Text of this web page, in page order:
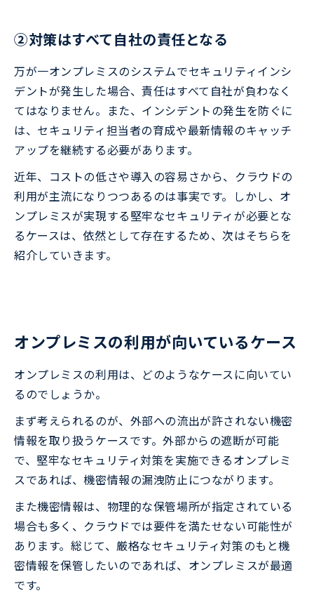
②対策はすべて自社の責任となる
万が一オンプレミスのシステムでセキュリティインシ
デントが発生した場合、責任はすべて自社が負わなく
てはなりません。また、インシデントの発生を防ぐに
は、セキュリティ担当者の育成や最新情報のキャッチ
アップを継続する必要があります。
近年、コストの低さや導入の容易さから、クラウドの
利用が主流になりつつあるのは事実です。しかし、オ
ンプレミスが実現する堅牢なセキュリティが必要とな
るケースは、依然として存在するため、次はそちらを
紹介していきます。
オンプレミスの利用が向いているケース
オンプレミスの利用は、どのようなケースに向いてい
るのでしょうか。
まず考えられるのが、外部への流出が許されない機密
情報を取り扱うケースです。外部からの遮断が可能
で、堅牢なセキュリティ対策を実施できるオンプレミ
スであれば、機密情報の漏洩防止につながります。
また機密情報は、物理的な保管場所が指定されている
場合も多く、クラウドでは要件を満たせない可能性が
あります。総じて、厳格なセキュリティ対策のもと機
密情報を保管したいのであれば、オンプレミスが最適
です。